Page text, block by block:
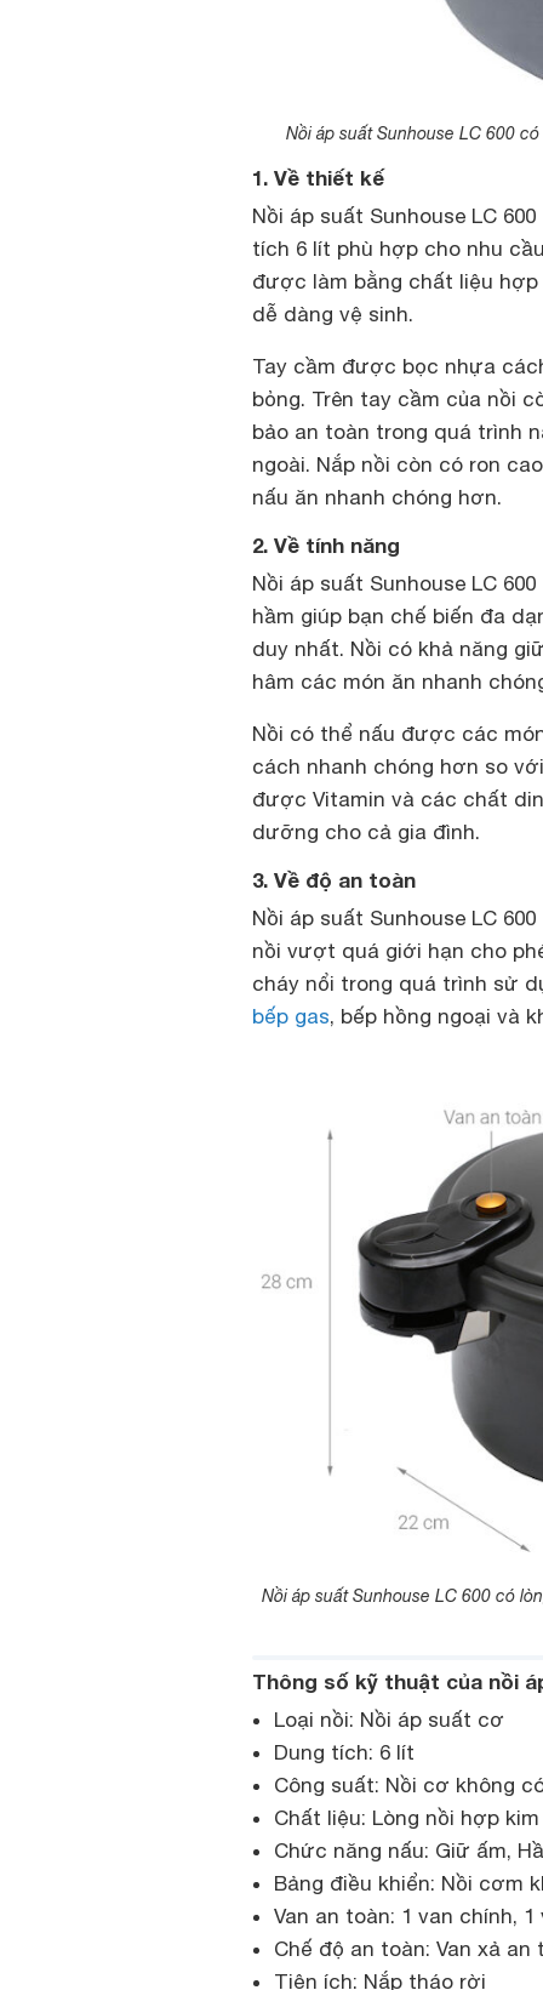
Nồi áp suất Sunhouse LC 600
1. Về thiết kế
Nồi áp suất Sunhouse LC
tích 6 lít phù hợp cho nhu
được làm bằng chất liệu
dễ dàng vệ sinh.
Tay cầm được bọc nhựa
bỏng. Trên tay cầm của nồi
bảo an toàn trong quá trình
ngoài. Nắp nồi còn có ron
nấu ăn nhanh chóng hơn.
2. Về tính năng
Nồi áp suất Sunhouse LC
hầm giúp bạn chế biến đa
duy nhất. Nồi có khả năng
hâm các món ăn nhanh
Nồi có thể nấu được các
cách nhanh chóng hơn so
được Vitamin và các chất
dưỡng cho cả gia đình.
3. Về độ an toàn
Nồi áp suất Sunhouse LC
nồi vượt quá giới hạn cho
cháy nổi trong quá trình sử
bếp gas, bếp hồng ngoại và
Nồi áp suất Sunhouse LC 600 có
Thông số kỹ thuật của nồi
Loại nồi: Nồi áp suất cơ
Dung tích: 6 lít
Công suất: Nồi cơ không
Chất liệu: Lòng nồi hợp
Chức năng nấu: Giữ ấm,
Bảng điều khiển: Nồi cơm
Van an toàn: 1 van chính,
Chế độ an toàn: Van xả
Tiện ích: Nắp tháo rời